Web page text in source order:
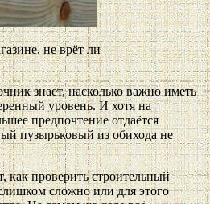
не врёт ли
знает, насколько важно иметь
уровень. И хотя на
предпочтение отдаётся
пузырьковый из обихода не
как проверить строительный
сложно или для этого